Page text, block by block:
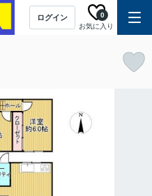
ログイン
お気に入り
0